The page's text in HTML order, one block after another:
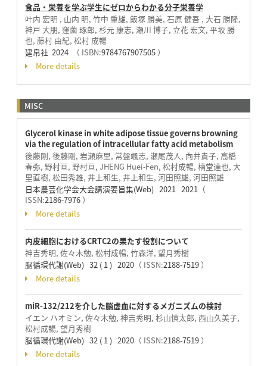
食品・栄養を学ぶ学生にゼロからわかる分子栄養学
叶内 宏明 , 山内 明, 竹中 重雄, 飯塚 勝美, 石原 健吾 , 大石 勝隆,
神戸 大朋, 窪薗 琢郎, 杉元 康志, 瀬川 博子, 立花 宏文, 平坂 勝
也, 藤村 由紀, 松村 成暢
建帛社 2024
（ ISBN:9784767907505）
More details
MISC
Glycerol kinase in white adipose tissue governs browning
via the regulation of intracellular fatty acid metabolism
後藤剛, 後藤剛, 岩瀬麻里, 常盤颯志, 瀬尾茂人, 向井貴子, 高橋
春弥, 野村亘, 野村亘, JHENG Huei-Fen, 松村成暢, 楠堂達也, 大
里直樹, 松田秀雄, 井上和生, 井上和生, 河田照雄, 河田照雄
日本農芸化学会大会講演要旨集(Web) 2021 2021 （
ISSN:2186-7976）
More details
内皮細胞におけるCRTC2の果たす役割について
神吉秀明, 佐々木勉, 松村成暢, 竹森洋, 望月秀樹
脳循環代謝(Web) 32 ( 1 ) 2020（ ISSN:2188-7519）
More details
miR-132/212を介した脳虚血に対するメガニズムの検討
イエン ハオミン, 佐々木勉, 神吉秀明, 杉山慎太郎, 西山久美子,
松村成暢, 望月秀樹
脳循環代謝(Web) 32 ( 1 ) 2020（ ISSN:2188-7519）
More details